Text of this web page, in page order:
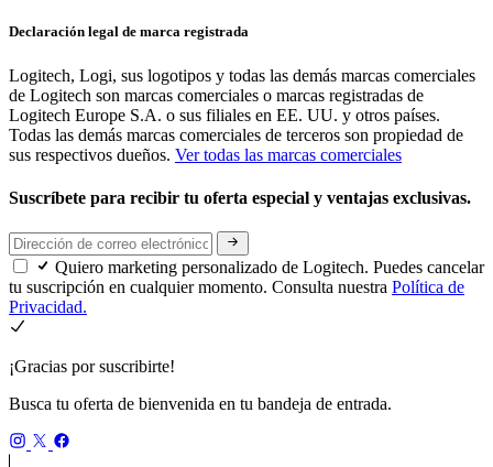
Declaración legal de marca registrada
Logitech, Logi, sus logotipos y todas las demás marcas comerciales
de Logitech son marcas comerciales o marcas registradas de
Logitech Europe S.A. o sus filiales en EE. UU. y otros países.
Todas las demás marcas comerciales de terceros son propiedad de
sus respectivos dueños. Ver todas las marcas comerciales
Suscríbete para recibir tu oferta especial y ventajas exclusivas.
Quiero marketing personalizado de Logitech. Puedes cancelar
tu suscripción en cualquier momento. Consulta nuestra Política de
Privacidad.
¡Gracias por suscribirte!
Busca tu oferta de bienvenida en tu bandeja de entrada.